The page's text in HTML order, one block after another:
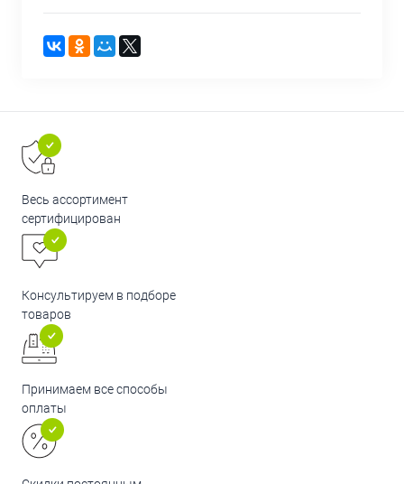
Весь ассортимент
сертифицирован
Консультируем в подборе
товаров
Принимаем все способы
оплаты